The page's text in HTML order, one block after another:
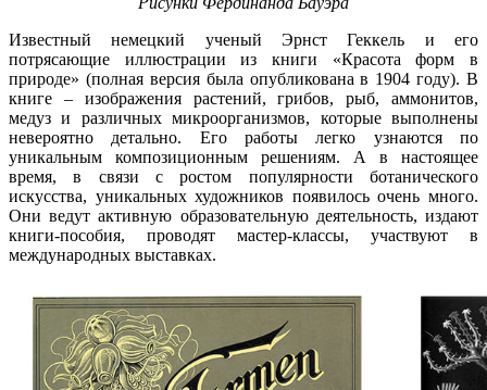
Известный немецкий ученый Эрнст Геккель и его
потрясающие иллюстрации из книги «Красота форм в
природе» (полная версия была опубликована в 1904 году). В
книге – изображения растений, грибов, рыб, аммонитов,
медуз и различных микроорганизмов, которые выполнены
невероятно детально. Его работы легко узнаются по
уникальным композиционным решениям. А в настоящее
время, в связи с ростом популярности ботанического
искусства, уникальных художников появилось очень много.
Они ведут активную образовательную деятельность, издают
книги-пособия, проводят мастер-классы, участвуют в
международных выставках.